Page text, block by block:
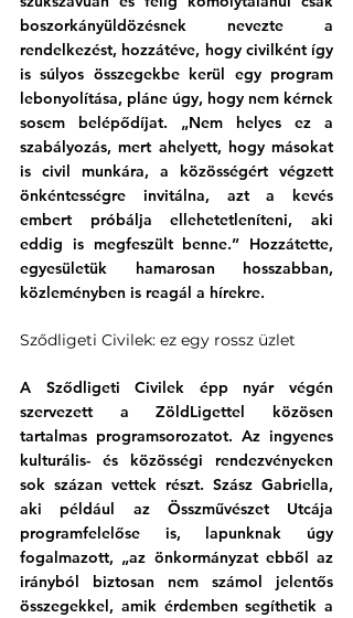
boszorkányüldözésnek nevezte a
rendelkezést, hozzátéve, hogy civilként így
is súlyos összegekbe kerül egy program
lebonyolítása, pláne úgy, hogy nem kérnek
sosem belépődíjat. „Nem helyes ez a
szabályozás, mert ahelyett, hogy másokat
is civil munkára, a közösségért végzett
önkéntességre invitálna, azt a kevés
embert próbálja ellehetetleníteni, aki
eddig is megfeszült benne.” Hozzátette,
egyesületük hamarosan hosszabban,
közleményben is reagál a hírekre.
Sződligeti Civilek: ez egy rossz üzlet
A Sződligeti Civilek épp nyár végén
szervezett a ZöldLigettel közösen
tartalmas programsorozatot. Az ingyenes
kulturális- és közösségi rendezvényeken
sok százan vettek részt. Szász Gabriella,
aki például az Összművészet Utcája
programfelelőse is, lapunknak úgy
fogalmazott, „az önkormányzat ebből az
irányból biztosan nem számol jelentős
összegekkel, amik érdemben segíthetik a